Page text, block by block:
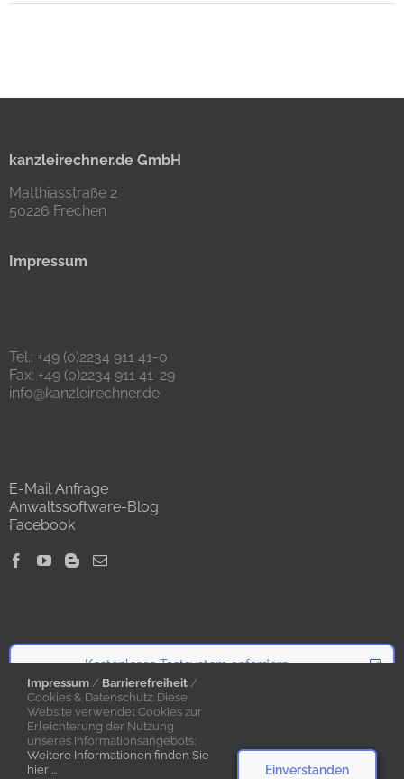
kanzleirechner.de GmbH
Matthiasstraße 2
50226 Frechen
Impressum
Tel.: +49 (0)2234 911 41-0
Fax: +49 (0)2234 911 41-29
info@kanzleirechner.de
E-Mail Anfrage
Anwaltssoftware-Blog
Facebook
Kostenloses Testsystem anfordern
Angebot anfordern
Impressum / Barrierefreiheit /
Cookies & Datenschutz: Diese
Website verwendet Cookies zur
Erleichterung der Nutzung
unseres Informationsangebots;
Weitere Informationen finden Sie
hier ...
Einverstanden